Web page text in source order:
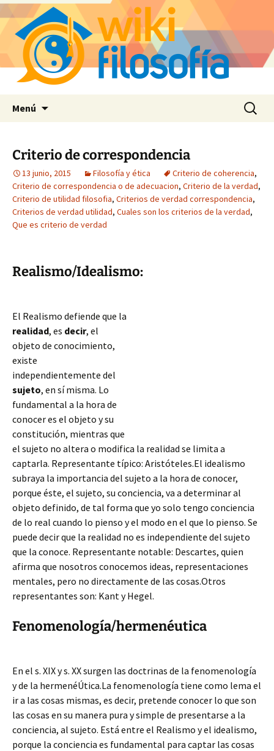
Menú Buscar:
Criterio de correspondencia
13 junio, 2015 Filosofía y ética Criterio de coherencia,
Criterio de correspondencia o de adecuacion, Criterio de la verdad,
Criterio de utilidad filosofia, Criterios de verdad correspondencia,
Criterios de verdad utilidad, Cuales son los criterios de la verdad,
Que es criterio de verdad
Realismo/Idealismo:
El Realismo defiende que la
realidad, es decir, el
objeto de conocimiento,
existe
independientemente del
sujeto, en sí misma. Lo
fundamental a la hora de
conocer es el objeto y su
constitución, mientras que
el sujeto no altera o modifica la realidad se limita a
captarla. Representante típico: Aristóteles.El idealismo
subraya la importancia del sujeto a la hora de conocer,
porque éste, el sujeto, su conciencia, va a determinar al
objeto definido, de tal forma que yo solo tengo conciencia
de lo real cuando lo pienso y el modo en el que lo pienso. Se
puede decir que la realidad no es independiente del sujeto
que la conoce. Representante notable: Descartes, quien
afirma que nosotros conocemos ideas, representaciones
mentales, pero no directamente de las cosas.Otros
representantes son: Kant y Hegel.
Fenomenología/hermenéutica
En el s. XIX y s. XX surgen las doctrinas de la fenomenología
y de la hermenéÚtica.La fenomenología tiene como lema el
ir a las cosas mismas, es decir, pretende conocer lo que son
las cosas en su manera pura y simple de presentarse a la
conciencia, al sujeto. Está entre el Realismo y el idealismo,
porque la conciencia es fundamental para captar las cosas